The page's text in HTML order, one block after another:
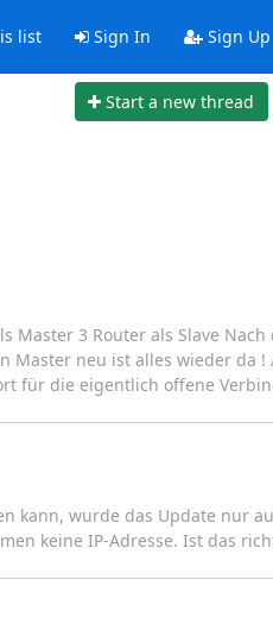
list Sign In Sign Up
Start a new thread
Master 3 Router als Slave Nach
Master neu ist alles wieder da !
für die eigentlich offene
kann, wurde das Update nur
keine IP-Adresse. Ist das